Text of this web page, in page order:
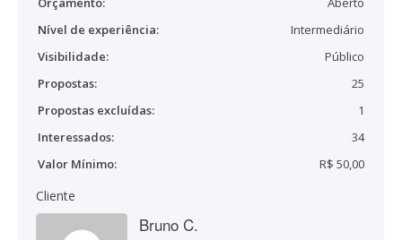
Nível de experiência:
Intermediário
Visibilidade:
Público
Propostas:
25
Propostas excluídas:
1
Interessados:
34
Valor Mínimo:
R$ 50,00
Cliente
Bruno C.